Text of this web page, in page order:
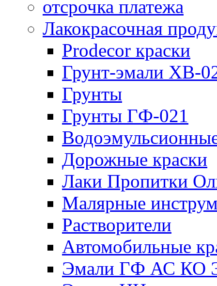
отсрочка платежа
Лакокрасочная
Prodecor краски
Грунт-эмали ХВ-
Грунты
Грунты ГФ-021
Дорожные краски
Лаки Пропитки
Малярные
Растворители
Автомобильные
Эмали ГФ АС КО